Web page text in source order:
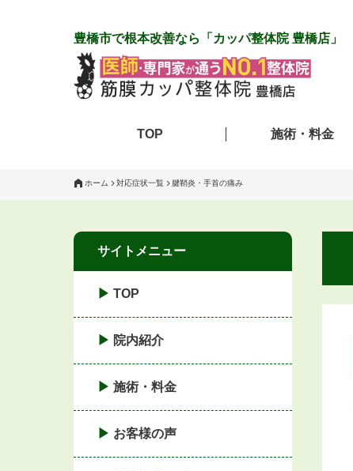
豊橋市で根本改善なら「カッパ整体院 豊橋店」
TOP 施術・料金
ホーム 対応症状一覧 腱鞘炎・手首の痛み
サイトメニュー
TOP
院内紹介
施術・料金
お客様の声